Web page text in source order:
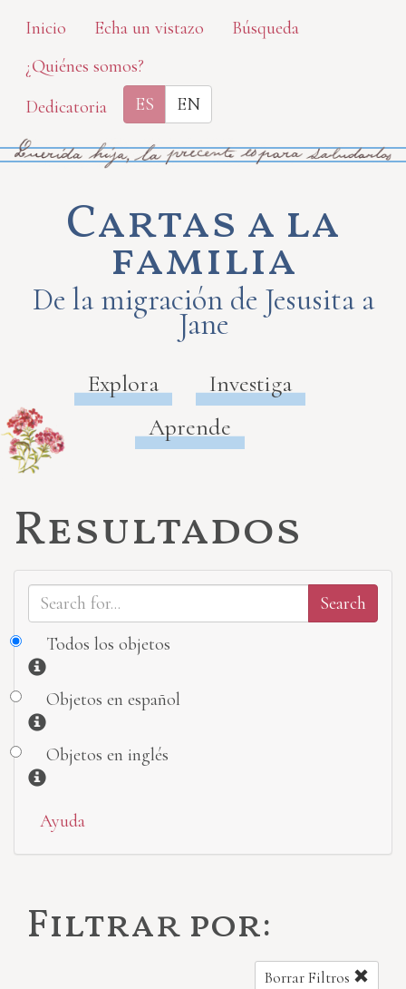
Skip
main
content
Inicio Echa un vistazo
Búsqueda
¿Quiénes somos?
Dedicatoria
ES EN
Cartas a la
familia
De la migración de Jesusita a
Jane
Explora
Investiga
Aprende
Resultados
Todos los objetos
Información
Objetos en español
Información
Objetos en inglés
Información
Ayuda
Filtrar por:
Borrar Filtros